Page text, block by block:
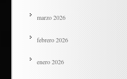
marzo 2026
febrero 2026
enero 2026